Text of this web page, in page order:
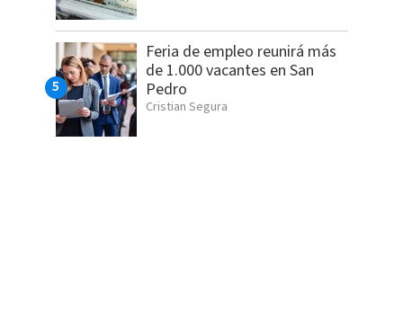
Feria de empleo reunirá más
de 1.000 vacantes en San
Pedro
Cristian Segura